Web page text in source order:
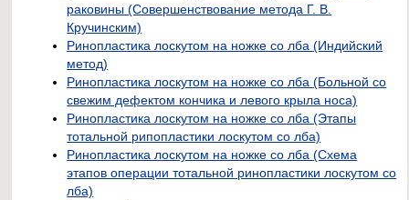
раковины (Совершенствование метода Г. В.
Кручинским)
Ринопластика лоскутом на ножке со лба (Индийский
метод)
Ринопластика лоскутом на ножке со лба (Больной со
свежим дефектом кончика и левого крыла носа)
Ринопластика лоскутом на ножке со лба (Этапы
тотальной рипопластики лоскутом со лба)
Ринопластика лоскутом на ножке со лба (Схема
этапов операции тотальной ринопластики лоскутом со
лба)